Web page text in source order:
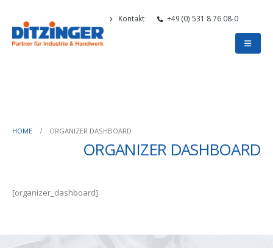
Kontakt +49 (0) 531 8 76 08-0
HOME ORGANIZER DASHBOARD
ORGANIZER DASHBOARD
[organizer_dashboard]